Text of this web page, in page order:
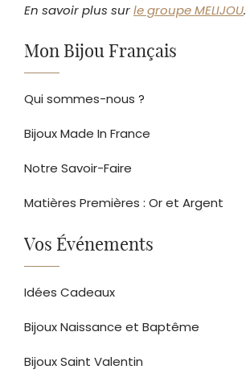
En savoir plus surle groupe MELIJOU.
Mon Bijou Français
Qui sommes-nous ?
Bijoux Made In France
Notre Savoir-Faire
Matières Premières : Or et Argent
Vos Événements
Idées Cadeaux
Bijoux Naissance et Baptême
Bijoux Saint Valentin